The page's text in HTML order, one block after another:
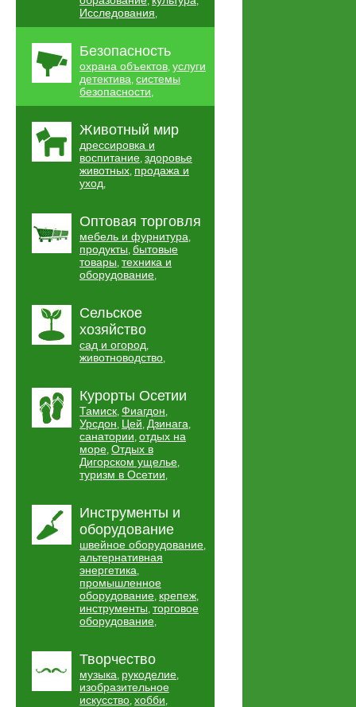
Исследования,
Безопасность
охрана объектов, услуги
детектива, системы
безопасности,
Животный мир
дрессировка и
воспитание, здоровье
животных, продажа и
уход,
Оптовая торговля
мебель и фурнитура,
продукты, бытовые
товары, техника и
оборудование,
Сельское
хозяйство
сад и огород,
животноводство,
Курорты Осетии
Тамиск, Фиагдон,
Урсдон, Цей, Дзинага,
санатории, отдых на
море, Отдых в
Дигорском ущелье,
туризм в Осетии,
Инструменты и
оборудование
швейное оборудование,
альтернативная
энергетика,
промышленное
оборудование, крепеж,
инструменты, торговое
оборудование,
Творчество
музыка, рукоделие,
изобразительное
искусство, хобби,